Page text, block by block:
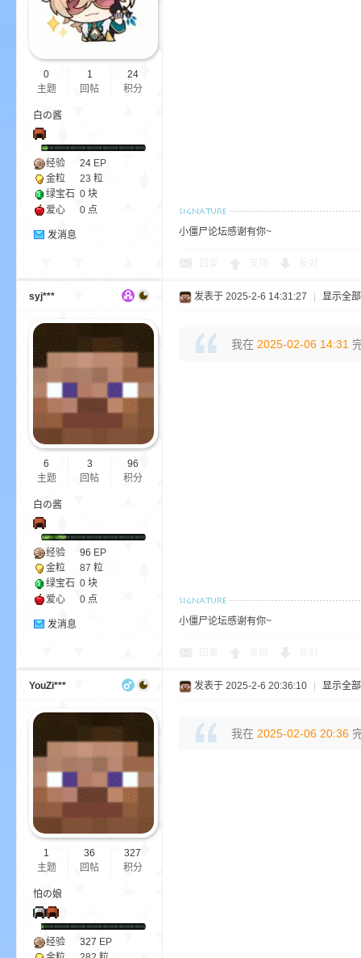
0
主题
1
回帖
24
积分
白の酱
经验 24 EP
金粒
23 粒
绿宝石 0 块
爱心
0 点
发消息 小僵尸论坛感谢有你~
syj***
6
主题
3
回帖
96
积分
白の酱
经验 96 EP
金粒
87 粒
绿宝石 0 块
爱心
0 点
发消息
发表于 2025-2-6 14:31:27 显示全
我在 2025-02-06 14:31
小僵尸论坛感谢有你~
YouZi***
1
主题
36
回帖
327
积分
怕の娘
经验 327 EP
发表于 2025-2-6 20:36:10 显示全
我在 2025-02-06 20:36